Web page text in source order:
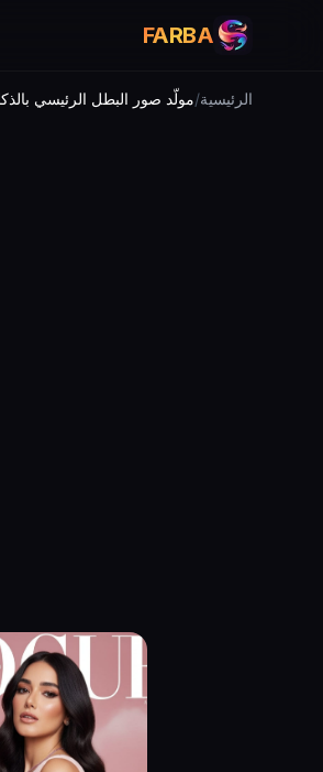
FARBA
الرئيسية/مولّد صور البطل الرئيسي